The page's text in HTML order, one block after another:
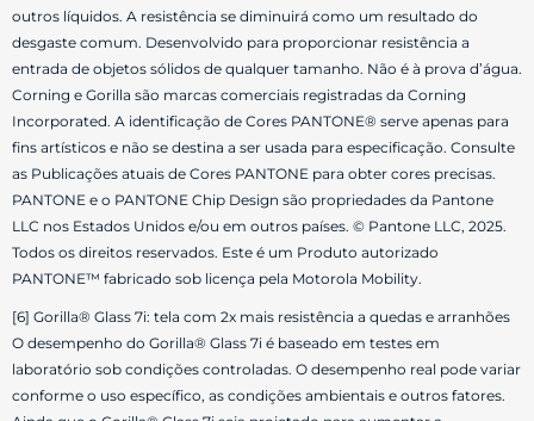
outros líquidos. A resistência se diminuirá como um resultado do
desgaste comum. Desenvolvido para proporcionar resistência a
entrada de objetos sólidos de qualquer tamanho. Não é à prova d’água.
Corning e Gorilla são marcas comerciais registradas da Corning
Incorporated. A identificação de Cores PANTONE® serve apenas para
fins artísticos e não se destina a ser usada para especificação. Consulte
as Publicações atuais de Cores PANTONE para obter cores precisas.
PANTONE e o PANTONE Chip Design são propriedades da Pantone
LLC nos Estados Unidos e/ou em outros países. © Pantone LLC, 2025.
Todos os direitos reservados. Este é um Produto autorizado
PANTONE™ fabricado sob licença pela Motorola Mobility.
[6] Gorilla® Glass 7i: tela com 2x mais resistência a quedas e arranhões
O desempenho do Gorilla® Glass 7i é baseado em testes em
laboratório sob condições controladas. O desempenho real pode variar
conforme o uso específico, as condições ambientais e outros fatores.